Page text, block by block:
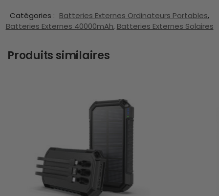
Catégories : Batteries Externes Ordinateurs Portables,
Batteries Externes 40000mAh, Batteries Externes Solaires
Produits similaires